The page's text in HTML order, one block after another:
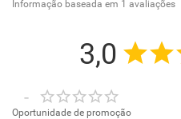
Informação baseada em 1 avaliações
3,0
-
Oportunidade de promoção